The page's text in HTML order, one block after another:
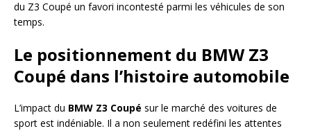
du Z3 Coupé un favori incontesté parmi les véhicules de son
temps.
Le positionnement du BMW Z3
Coupé dans l’histoire automobile
L’impact du BMW Z3 Coupé sur le marché des voitures de
sport est indéniable. Il a non seulement redéfini les attentes